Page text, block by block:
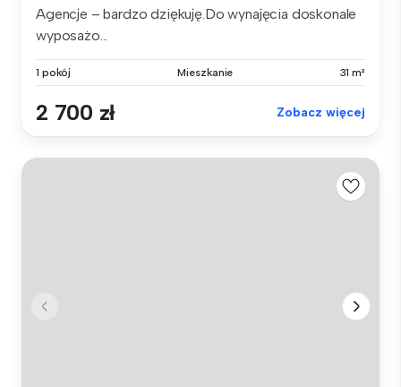
Agencje – bardzo dziękuję.Do wynajęcia doskonale
wyposażo...
1 pokój Mieszkanie 31 m²
2 700 zł Zobacz więcej